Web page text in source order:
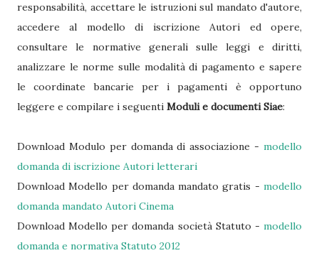
responsabilità, accettare le istruzioni sul mandato d'autore,
accedere al modello di iscrizione Autori ed opere,
consultare le normative generali sulle leggi e diritti,
analizzare le norme sulle modalità di pagamento e sapere
le coordinate bancarie per i pagamenti è opportuno
leggere e compilare i seguenti Moduli e documenti Siae:
Download Modulo per domanda di associazione - modello
domanda di iscrizione Autori letterari
Download Modello per domanda mandato gratis - modello
domanda mandato Autori Cinema
Download Modello per domanda società Statuto - modello
domanda e normativa Statuto 2012